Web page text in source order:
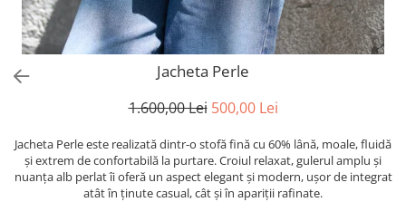
Jacheta Perle
1.600,00 Lei 500,00 Lei
Jacheta Perle este realizată dintr-o stofă fină cu 60% lână, moale, fluidă
și extrem de confortabilă la purtare. Croiul relaxat, gulerul amplu și
nuanța alb perlat îi oferă un aspect elegant și modern, ușor de integrat
atât în ținute casual, cât și în apariții rafinate.